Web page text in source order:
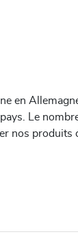
en
Le
nos